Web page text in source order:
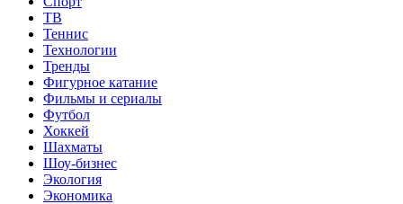
ТВ
Теннис
Технологии
Тренды
Фигурное катание
Фильмы и сериалы
Футбол
Хоккей
Шахматы
Шоу-бизнес
Экология
Экономика